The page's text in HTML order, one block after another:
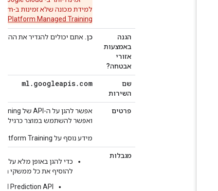
למידת מכונה שלא זמינות ב-AI Platform, צריך להעביר את המשאבים אל
Platform Managed Training
באמצעות
אזורי
אבטחה?
אתם יכולים להגדיר את ההיקפים
השירות
ml.googleapis.
פרטים
ואפשר להשתמש במוצר כרגיל בתוך
מידע נוסף על AI Platform Training זמין ב
מגבלות
להוסיף את כל ממשקי ה-API הבאים לגבולות גזרה לשירות: